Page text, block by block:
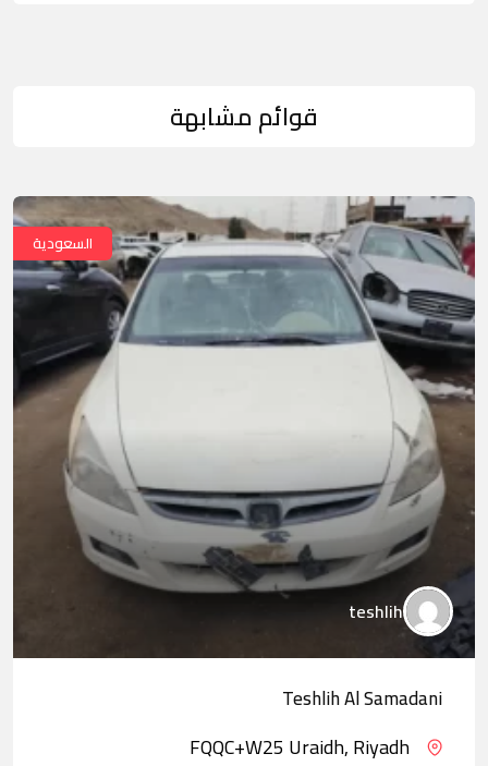
قوائم مشابهة
السعودية
teshlih
Teshlih Al Samadani
FQQC+W25 Uraidh, Riyadh